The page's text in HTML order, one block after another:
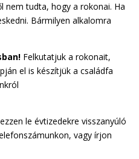
nem tudta, hogy a rokonai. Ha
Bármilyen alkalomra
Felkutatjuk a rokonait,
el is készítjük a családfa
le évtizedekre visszanyúló
vagy írjon